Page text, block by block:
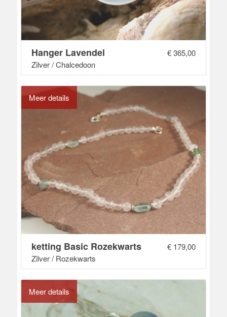
Hanger Lavendel
Zilver / Chalcedoon
€365,00
Meer details
ketting Basic Rozekwarts
Zilver / Rozekwarts
€179,00
Meer details